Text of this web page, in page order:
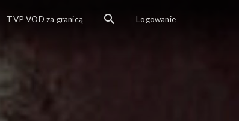
TVP VOD za granicą Logowanie